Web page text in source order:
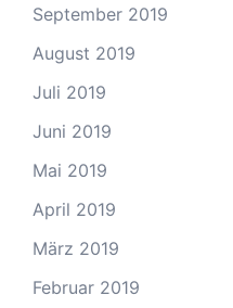
September 2019
August 2019
Juli 2019
Juni 2019
Mai 2019
April 2019
März 2019
Februar 2019